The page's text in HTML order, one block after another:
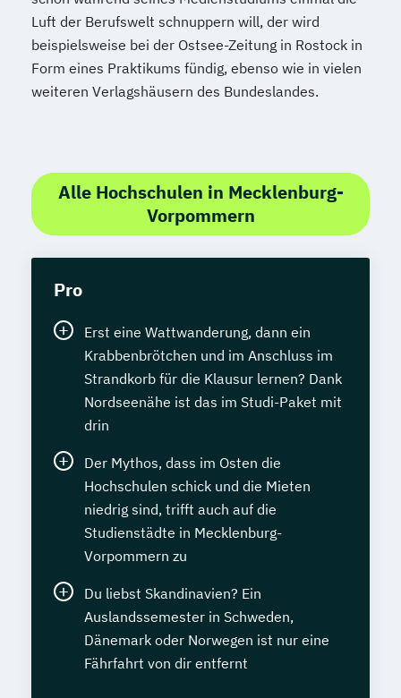
Luft der Berufswelt schnuppern will, der wird
beispielsweise bei der Ostsee-Zeitung in Rostock in
Form eines Praktikums fündig, ebenso wie in vielen
weiteren Verlagshäusern des Bundeslandes.
Alle Hochschulen in Mecklenburg-
Vorpommern
Pro
Erst eine Wattwanderung, dann ein
Krabbenbrötchen und im Anschluss im
Strandkorb für die Klausur lernen? Dank
Nordseenähe ist das im Studi-Paket mit
drin
Der Mythos, dass im Osten die
Hochschulen schick und die Mieten
niedrig sind, trifft auch auf die
Studienstädte in Mecklenburg-
Vorpommern zu
Du liebst Skandinavien? Ein
Auslandssemester in Schweden,
Dänemark oder Norwegen ist nur eine
Fährfahrt von dir entfernt